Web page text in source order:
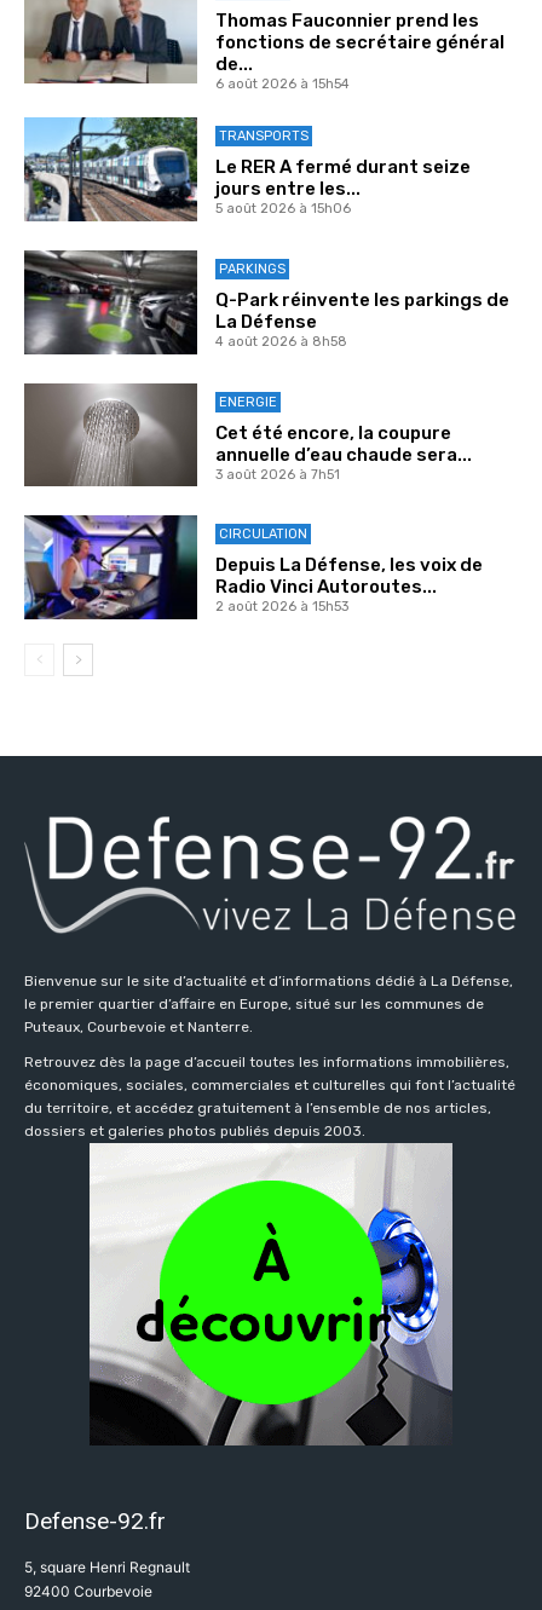
Thomas Fauconnier prend les
fonctions de secrétaire général
de...
6 août 2026 à 15h54
TRANSPORTS
Le RER A fermé durant seize
jours entre les...
5 août 2026 à 15h06
PARKINGS
Q-Park réinvente les parkings de
La Défense
4 août 2026 à 8h58
ENERGIE
Cet été encore, la coupure
annuelle d’eau chaude sera...
3 août 2026 à 7h51
CIRCULATION
Depuis La Défense, les voix de
Radio Vinci Autoroutes...
2 août 2026 à 15h53
Bienvenue sur le site d’actualité et d’informations dédié à La Défense,
le premier quartier d’affaire en Europe, situé sur les communes de
Puteaux, Courbevoie et Nanterre.
Retrouvez dès la page d’accueil toutes les informations immobilières,
économiques, sociales, commerciales et culturelles qui font l’actualité
du territoire, et accédez gratuitement à l’ensemble de nos articles,
dossiers et galeries photos publiés depuis 2003.
Defense-92.fr
5, square Henri Regnault
92400 Courbevoie